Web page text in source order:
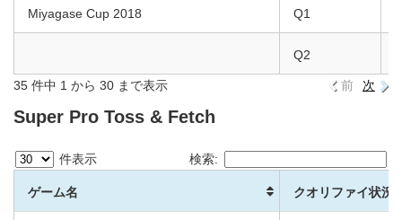
Miyagase Cup 2018 Q1
Q2
35 件中 1 から 30 まで表示 前 次
Super Pro Toss & Fetch
件表示 検索:
ゲーム名 クオリファイ状況